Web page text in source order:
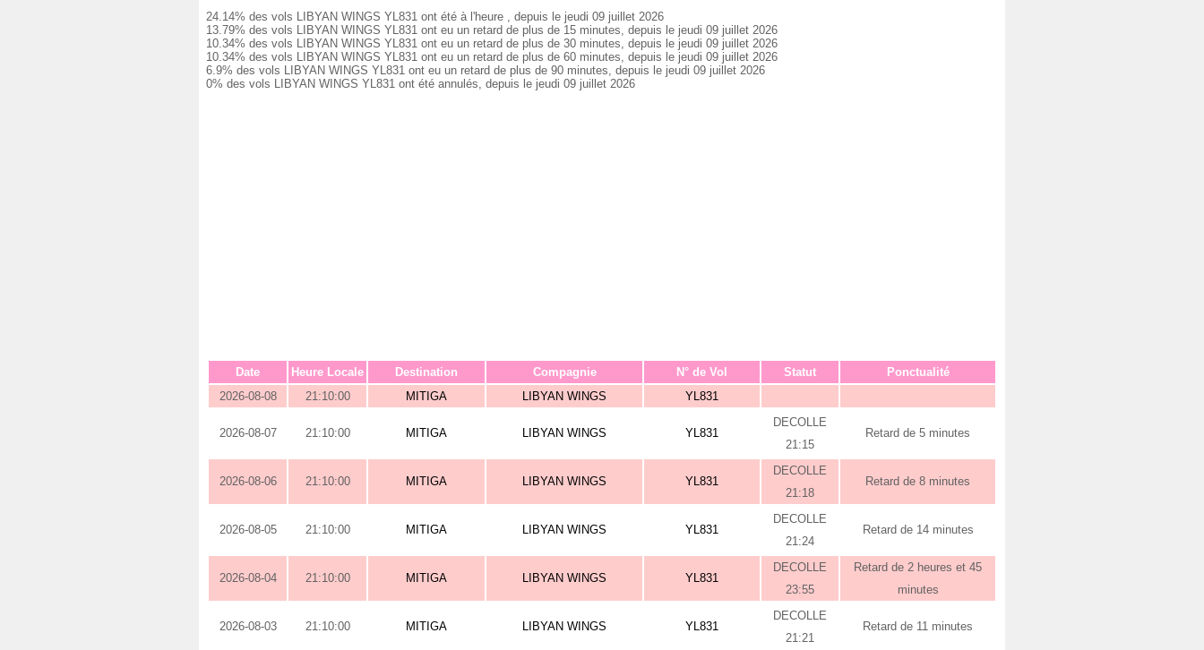
24.14% des vols LIBYAN WINGS YL831 ont été à l'heure , depuis le jeudi 09 juillet 2026
13.79% des vols LIBYAN WINGS YL831 ont eu un retard de plus de 15 minutes, depuis le jeudi 09 juillet 2026
10.34% des vols LIBYAN WINGS YL831 ont eu un retard de plus de 30 minutes, depuis le jeudi 09 juillet 2026
10.34% des vols LIBYAN WINGS YL831 ont eu un retard de plus de 60 minutes, depuis le jeudi 09 juillet 2026
6.9% des vols LIBYAN WINGS YL831 ont eu un retard de plus de 90 minutes, depuis le jeudi 09 juillet 2026
0% des vols LIBYAN WINGS YL831 ont été annulés, depuis le jeudi 09 juillet 2026
Date Heure Locale Destination Compagnie N° de Vol Statut
Ponctualité
2026-08-08
21:10:00 MITIGA LIBYAN WINGS YL831
2026-08-07 21:10:00 MITIGA LIBYAN WINGS YL831
DECOLLE
21:15
Retard de 5 minutes
2026-08-06 21:10:00 MITIGA LIBYAN WINGS YL831
DECOLLE
21:18
Retard de 8 minutes
2026-08-05 21:10:00 MITIGA LIBYAN WINGS YL831
DECOLLE
21:24
Retard de 14 minutes
2026-08-04 21:10:00 MITIGA LIBYAN WINGS YL831
DECOLLE
23:55
Retard de 2 heures et 45
minutes
2026-08-03 21:10:00 MITIGA LIBYAN WINGS YL831
DECOLLE
21:21
Retard de 11 minutes